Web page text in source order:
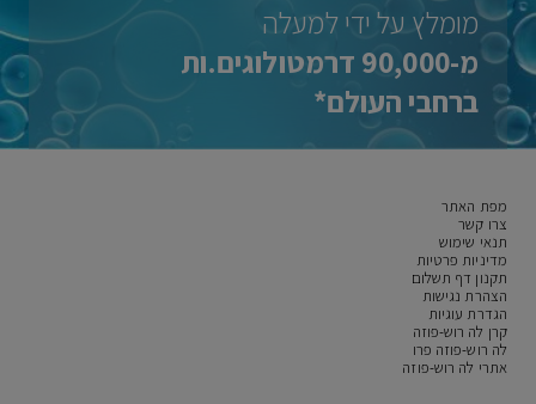
מומלץ על ידי למעלה
מ-90,000 דרמטולוגים.ות
ברחבי העולם*
מפת האתר
צרו קשר
תנאי שימוש
מדיניות פרטיות
תקנון דף תשלום
הצהרת נגישות
הגדרת עוגיות
קרן לה רוש-פוזה
לה רוש-פוזה פרו
אתרי לה רוש-פוזה